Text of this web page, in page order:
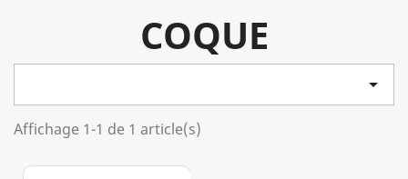
COQUE

Affichage 1-1 de 1 article(s)